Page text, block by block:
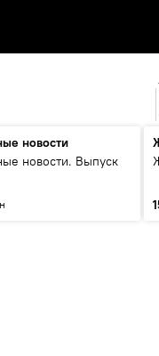
новости
новости. Выпуск